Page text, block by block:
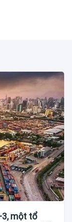
một tổ